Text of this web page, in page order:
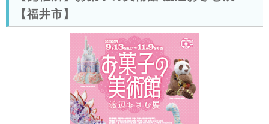
【福井市】